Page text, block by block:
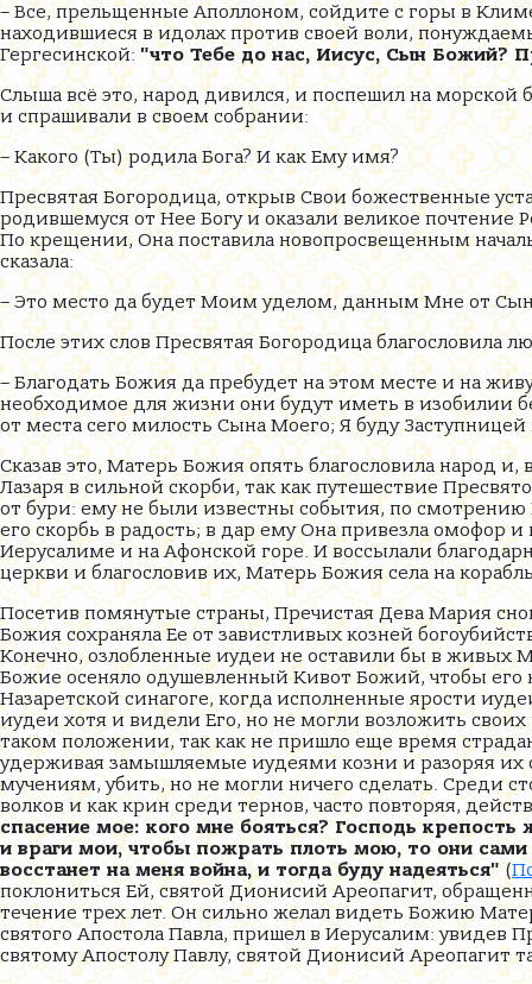
– Все, прельщенные Аполлоном, сойдите с горы в
находившиеся в идолах против своей воли,
Гергесинской:"что Тебе до нас, Иисус, Сын Божий?
Слыша всё это, народ дивился, и поспешил на
и спрашивали в своем собрании:
– Какого (Ты) родила Бога? И как Ему имя?
Пресвятая Богородица, открыв Свои божественные
родившемуся от Нее Богу и оказали великое почтение
По крещении, Она поставила новопросвещенным
сказала:
– Это место да будет Моим уделом, данным Мне от
После этих слов Пресвятая Богородица благословила
– Благодать Божия да пребудет на этом месте и на
необходимое для жизни они будут иметь в изобилии
от места сего милость Сына Моего; Я буду
Сказав это, Матерь Божия опять благословила народ
Лазаря в сильной скорби, так как путешествие
от бури: ему не были известны события, по
его скорбь в радость; в дар ему Она привезла омофор
Иерусалиме и на Афонской горе. И воссылали
церкви и благословив их, Матерь Божия села на
Посетив помянутые страны, Пречистая Дева Мария
Божия сохраняла Ее от завистливых козней
Конечно, озлобленные иудеи не оставили бы в живых
Божие осеняло одушевленный Кивот Божий, чтобы его
Назаретской синагоге, когда исполненные ярости
иудеи хотя и видели Его, но не могли возложить
таком положении, так как не пришло еще время
удерживая замышляемые иудеями козни и разоряя их
мучениям, убить, но не могли ничего сделать. Среди
волков и как крин среди тернов, часто повторяя,
спасение мое: кого мне бояться? Господь
и враги мои, чтобы пожрать плоть мою, то они сами
восстанет на меня война, и тогда буду надеяться"(
поклониться Ей, святой Дионисий Ареопагит,
течение трех лет. Он сильно желал видеть Божию
святого Апостола Павла, пришел в Иерусалим: увидев
святому Апостолу Павлу, святой Дионисий Ареопагит